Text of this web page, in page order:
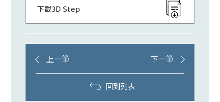
下載3D Step
上一筆 下一筆
回到列表